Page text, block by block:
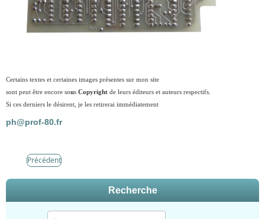
Certains textes et certaines images présentes sur mon site
sont peut être encore sous Copyright de leurs éditeurs et auteurs respectifs.
Si ces derniers le désirent, je les retirerai immédiatement
ph@prof-80.fr
Précédent
Recherche